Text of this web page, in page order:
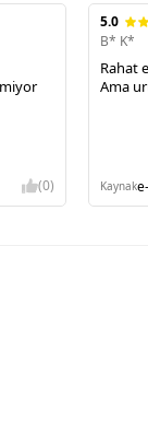
(0)
5.0
B* K*
Rahat
Ama
Kaynak